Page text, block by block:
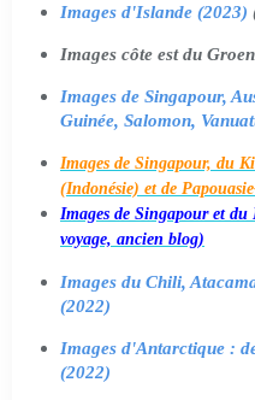
Images d'Islande (2023)
Images côte est du
Images de Singapour,
Guinée, Salomon,
Images de Singapour, du
(Indonésie) et de
Images de Singapour et
voyage, ancien blog)
Images du Chili,
(2022)
Images d'Antarctique :
(2022)